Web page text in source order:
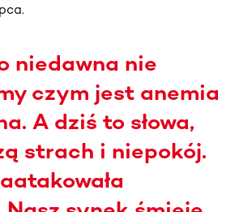
niedawna nie
czym jest anemia
A dziś to słowa,
strach i niepokój.